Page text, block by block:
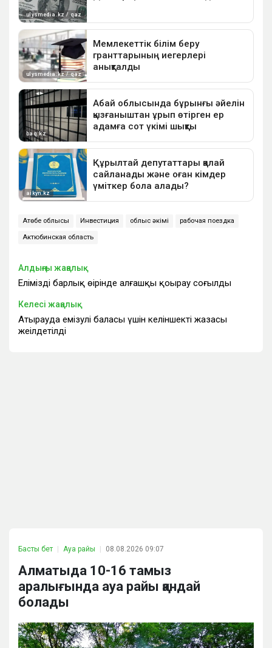
Ақтөбе облысы Инвестиция облыс әкімі рабочая поездка
Актюбинская область
Алдыңғы жаңалық
Еліміздің барлық өңірінде алғашқы қоңырау соғылды
Келесі жаңалық
Атырауда емізулі баласы үшін келіншектің жазасы
жеңілдетілді
Басты бет Ауа райы 08.08.2026 09:07
Алматыда 10-16 тамыз
аралығында ауа райы қандай
болады